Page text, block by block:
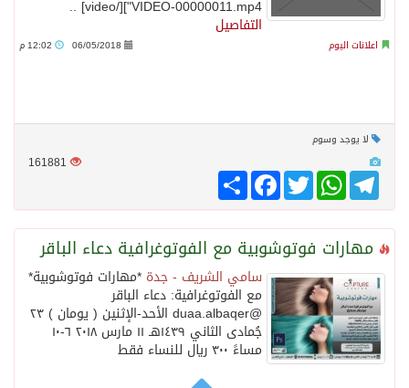
VIDEO-00000011.mp4"][/video] ..
التفاصيل
اعلانات اليوم 06/05/2018
لا يوجد وسوم
161881
انشر
FacebookTwitter
WhatsAppTelegram
مهارات فوتوشوبية مع الفوتوغرافية دعاء الباقر
سامي الشريف - جدة *مهارات فوتوشوبية*
مع الفوتوغرافية: دعاء الباقر
‏@duaa.albaqer الأحد-الإثنين ( يومان ) ٢٣
جُمادى الثاني ١٤٣٩هـ ١١ مارس ٢٠١٨ ٦-١٠
مساءً ٣٠٠ ريال للنساء فقط